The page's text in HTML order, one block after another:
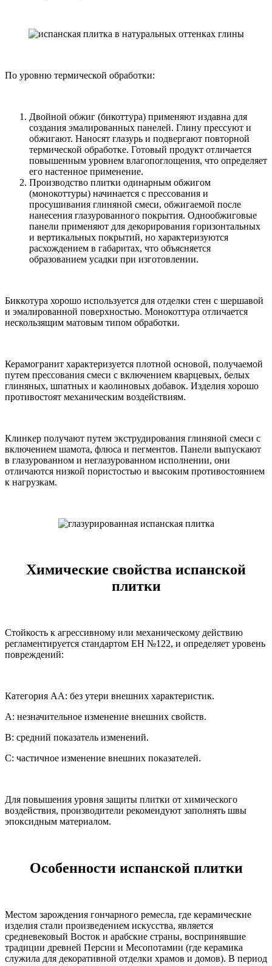
По уровню термической обработки:
Двойной обжиг (бикоттура) применяют издавна для
создания эмалированных панелей. Глину прессуют и
обжигают. Наносят глазурь и подвергают повторной
термической обработке. Готовый продукт отличается
повышенным уровнем влагопоглощения, что определяет
его настенное применение.
Производство плитки одинарным обжигом
(монокоттуры) начинается с прессования и
просушивания глиняной смеси, обжигаемой после
нанесения глазурованного покрытия. Однообжиговые
панели применяют для декорирования горизонтальных
и вертикальных покрытий, но характеризуются
расхождением в габаритах, что объясняется
образованием усадки при изготовлении.
Биккотура хорошо используется для отделки стен с шершавой
и эмалированной поверхностью. Монокоттура отличается
нескользящим матовым типом обработки.
Керамогранит характеризуется плотной основой, получаемой
путем прессования смеси с включением кварцевых, белых
глиняных, шпатных и каолиновых добавок. Изделия хорошо
противостоят механическим воздействиям.
Клинкер получают путем экструдирования глиняной смеси с
включением шамота, флюса и пегментов. Панели выпускают
в глазурованном и неглазурованном исполнении, они
отличаются низкой пористостью и высоким противостоянием
к нагрузкам.
Химические свойства испанской
плитки
Стойкость к агрессивному или механическому действию
регламентируется стандартом ЕН №122, и определяет уровень
повреждений:
Категория AA: без утери внешних характеристик.
A: незначительное изменение внешних свойств.
B: средний показатель изменений.
C: частичное изменение внешних показателей.
Для повышения уровня защиты плитки от химического
воздействия, производители рекомендуют заполнять швы
эпоксидным материалом.
Особенности испанской плитки
Местом зарождения гончарного ремесла, где керамические
изделия стали произведением искусства, является
средневековый Восток и арабские страны, воспринявшие
традиции древней Персии и Месопотамии (где керамика
служила для декоративной отделки храмов и домов). В период